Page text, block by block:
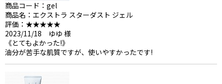
商品コード：gel
商品名：エクストラ スターダスト ジェル
評価：★★★★★
2023/11/18 ゆゆ 様
《とてもよかった!》
油分が苦手な肌質ですが、使いやすかったです!